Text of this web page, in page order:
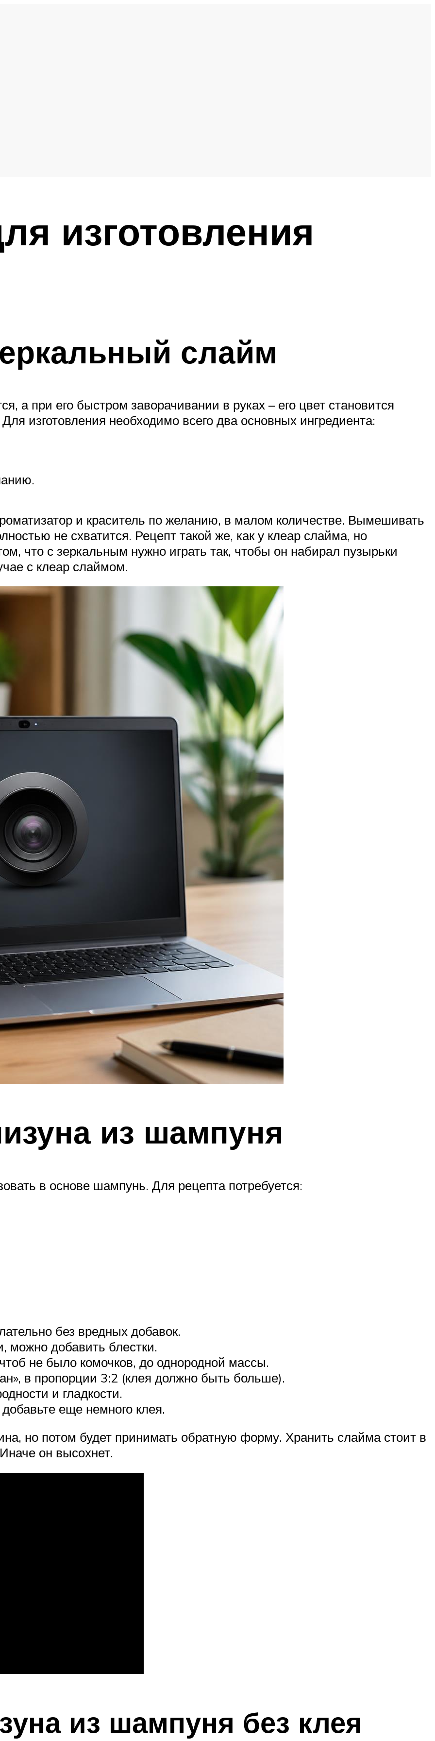
изготовления
слайм
а при его быстром заворачивании в руках – его цвет становится
изготовления необходимо всего два основных ингредиента:
и краситель по желанию, в малом количестве. Вымешивать
не схватится. Рецепт такой же, как у клеар слайма, но
что с зеркальным нужно играть так, чтобы он набирал пузырьки
с клеар слаймом.
из шампуня
в основе шампунь. Для рецепта потребуется:
без вредных добавок.
можно добавить блестки.
не было комочков, до однородной массы.
в пропорции 3:2 (клея должно быть больше).
и гладкости.
еще немного клея.
но потом будет принимать обратную форму. Хранить слайма стоит в
он высохнет.
из шампуня без клея